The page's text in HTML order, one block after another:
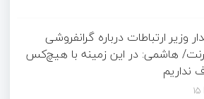
وزیر ارتباطات درباره گرانفروشی
هاشمی: در این زمینه با هیچ‌کس
نداریم
15